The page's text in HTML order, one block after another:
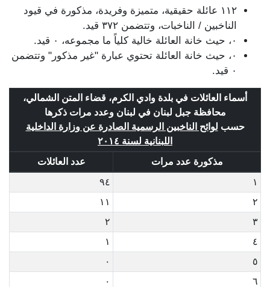
١١٢ عائلة حقيقية، متميزة وفريدة، مذكورة في قيود
الناخبين / الناخبات، وتتضمن ٣٧٢ قيد.
٠، حيث خانة العائلة خالية كلياً ما مجموعه، ٠ قيد.
٠، حيث خانة العائلة تحتوي عبارة "غير مذكور" وتتضمن
٠ قيد.
أسماء العائلات في بلدة وادي الكرم، قضاء المتن الشمالي،
محافظة جبل لبنان في لبنان وعدد مرات ذكرها
حسب لوائح الناخبين الرسمية الصادرة عن وزارة الداخلية
اللبنانية لسنة ٢٠١٤
مذكورة عدد مرات
عدد العائلات
١
٩٤
٢
١١
٣
٢
٤
١
٥
٠
٦
٠